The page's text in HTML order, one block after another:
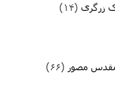
زرگری (۱۴)
مصور (۶۶)